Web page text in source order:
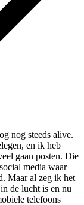
nog steeds alive.
en ik heb
gaan posten. Die
media waar
Maar al zeg ik het
de lucht is en nu
telefoons